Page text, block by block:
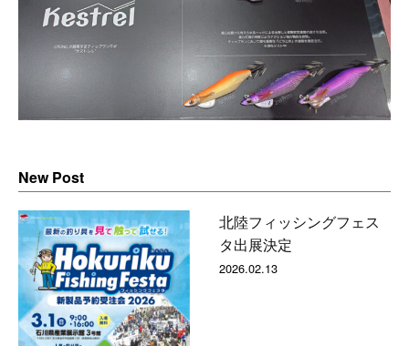
New Post
北陸フィッシングフェス
タ出展決定
2026.02.13